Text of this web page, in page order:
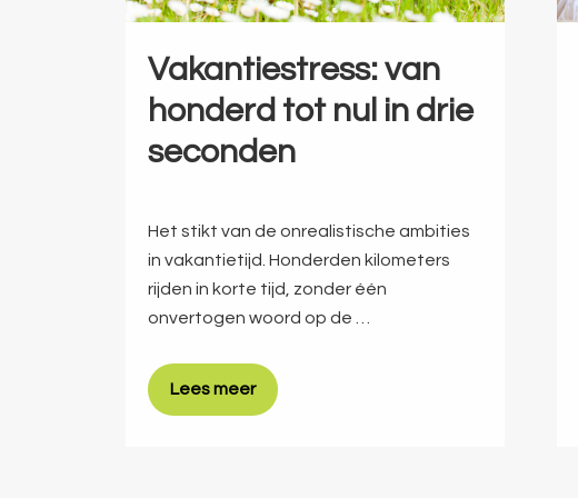
Vakantiestress: van
honderd tot nul in drie
seconden
Het stikt van de onrealistische ambities
in vakantietijd. Honderden kilometers
rijden in korte tijd, zonder één
onvertogen woord op de …
Lees meer